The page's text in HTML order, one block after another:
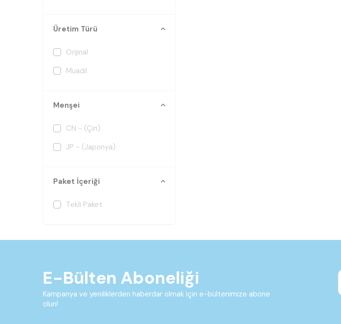
Üretim Türü
Orijinal
Muadil
Menşei
CN - (Çin)
JP - (Japonya)
Paket İçeriği
Tekli Paket
E-Bülten Aboneliği
Kampanya ve yeniliklerden haberdar olmak için e-bültenimize abone
olun!